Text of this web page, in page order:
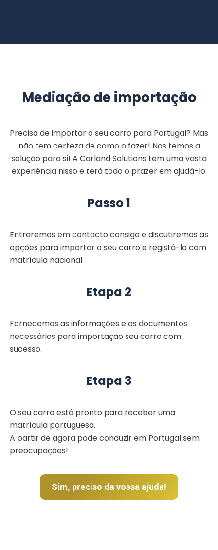
Mediação de importação
Precisa de importar o seu carro para Portugal? Mas
não tem certeza de como o fazer! Nos temos a
solução para si! A Carland Solutions tem uma vasta
experiência nisso e terá todo o prazer em ajudá-lo.
Passo 1
Entraremos em contacto consigo e discutiremos as
opções para importar o seu carro e registá-lo com
matrícula nacional.
Etapa 2
Fornecemos as informações e os documentos
necessários para importação seu carro com
sucesso.
Etapa 3
O seu carro está pronto para receber uma
matrícula portuguesa.
A partir de agora pode conduzir em Portugal sem
preocupações!
Sim, preciso da vossa ajuda!